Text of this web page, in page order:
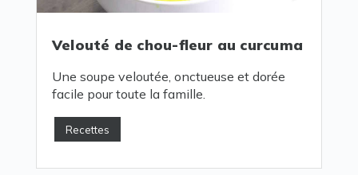
Velouté de chou-fleur au curcuma
Une soupe veloutée, onctueuse et dorée
facile pour toute la famille.
Recettes